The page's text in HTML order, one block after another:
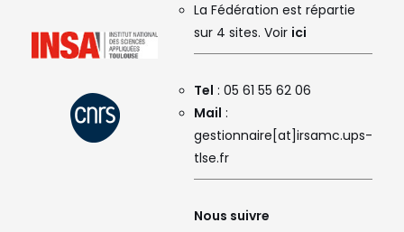
La Fédération est répartie
sur 4 sites. Voir ici
Tel : 05 61 55 62 06
Mail :
gestionnaire[at]irsamc.ups-
tlse.fr
Nous suivre